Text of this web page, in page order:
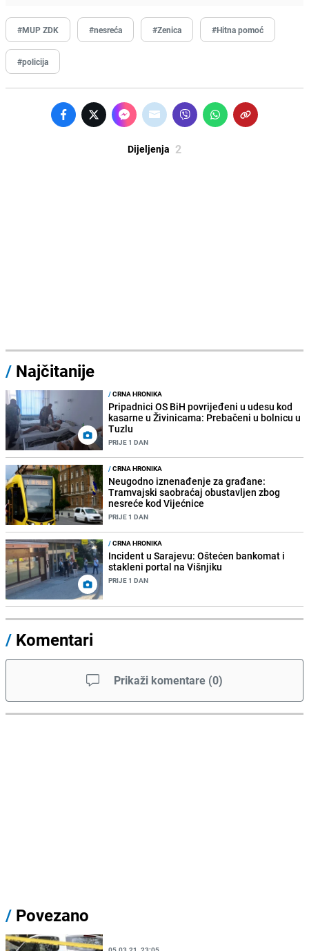
#MUP ZDK #nesreća #Zenica #Hitna pomoć
#policija
Dijeljenja 2
/ Najčitanije
/CRNA HRONIKA
Pripadnici OS BiH povrijeđeni u udesu kod
kasarne u Živinicama: Prebačeni u bolnicu u
Tuzlu
PRIJE 1 DAN
/CRNA HRONIKA
Neugodno iznenađenje za građane:
Tramvajski saobraćaj obustavljen zbog
nesreće kod Vijećnice
PRIJE 1 DAN
/CRNA HRONIKA
Incident u Sarajevu: Oštećen bankomat i
stakleni portal na Višnjiku
PRIJE 1 DAN
/ Komentari
Prikaži komentare (0)
/ Povezano